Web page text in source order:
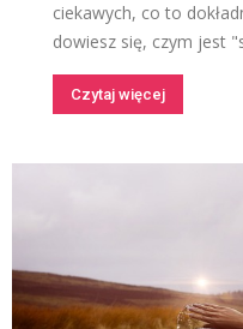
ciekawych, co to
dowiesz się, czym jest
Czytaj więcej